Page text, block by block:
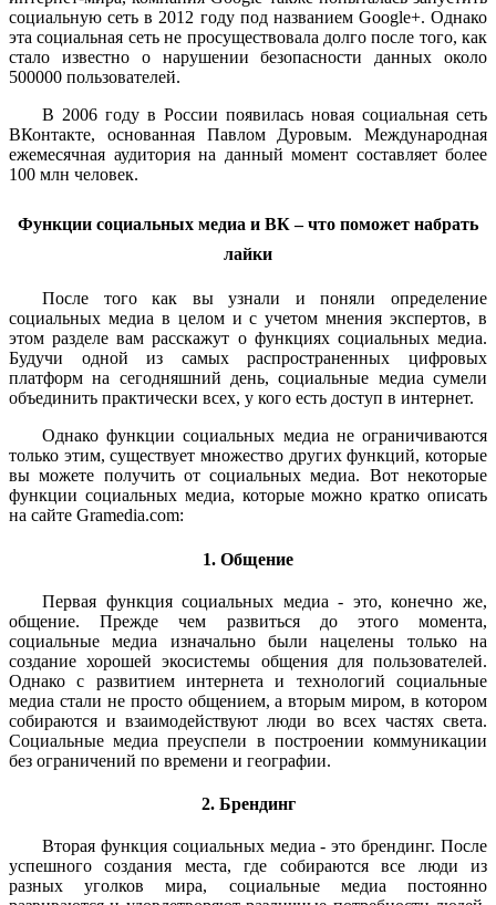
социальную сеть в 2012 году под названием Google+. Однако
эта социальная сеть не просуществовала долго после того, как
стало известно о нарушении безопасности данных около
500000 пользователей.
В 2006 году в России появилась новая социальная сеть
ВКонтакте, основанная Павлом Дуровым. Международная
ежемесячная аудитория на данный момент составляет более
100 млн человек.
Функции социальных медиа и ВК – что поможет набрать
лайки
После того как вы узнали и поняли определение
социальных медиа в целом и с учетом мнения экспертов, в
этом разделе вам расскажут о функциях социальных медиа.
Будучи одной из самых распространенных цифровых
платформ на сегодняшний день, социальные медиа сумели
объединить практически всех, у кого есть доступ в интернет.
Однако функции социальных медиа не ограничиваются
только этим, существует множество других функций, которые
вы можете получить от социальных медиа. Вот некоторые
функции социальных медиа, которые можно кратко описать
на сайте Gramedia.com:
1. Общение
Первая функция социальных медиа - это, конечно же,
общение. Прежде чем развиться до этого момента,
социальные медиа изначально были нацелены только на
создание хорошей экосистемы общения для пользователей.
Однако с развитием интернета и технологий социальные
медиа стали не просто общением, а вторым миром, в котором
собираются и взаимодействуют люди во всех частях света.
Социальные медиа преуспели в построении коммуникации
без ограничений по времени и географии.
2. Брендинг
Вторая функция социальных медиа - это брендинг. После
успешного создания места, где собираются все люди из
разных уголков мира, социальные медиа постоянно